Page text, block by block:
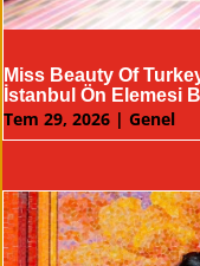
Miss Beauty Of
İstanbul Ön Elemesi
Tem 29, 2026 | Genel